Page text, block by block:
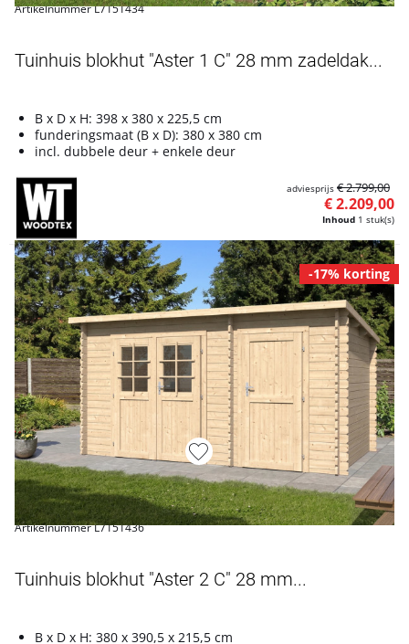
Artikelnummer L7151434
Tuinhuis blokhut "Aster 1 C" 28 mm zadeldak...
B x D x H: 398 x 380 x 225,5 cm
funderingsmaat (B x D): 380 x 380 cm
incl. dubbele deur + enkele deur
Inhoud 1 stuk(s)
€ 2.209,00
adviesprijs € 2.799,00
-17% korting
Artikelnummer L7151436
Tuinhuis blokhut "Aster 2 C" 28 mm...
B x D x H: 380 x 390,5 x 215,5 cm